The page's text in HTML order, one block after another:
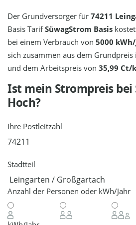
Der Grundversorger für74211
Basis TarifSüwagStrom Basis kostet
bei einem Verbrauch von5000
sich zusammen aus dem Grundpreis
und dem Arbeitspreis von35,99 Ct/
Ist mein Strompreis bei
Hoch?
Ihre Postleitzahl
Stadtteil
Anzahl der Personen oder kWh/Jahr